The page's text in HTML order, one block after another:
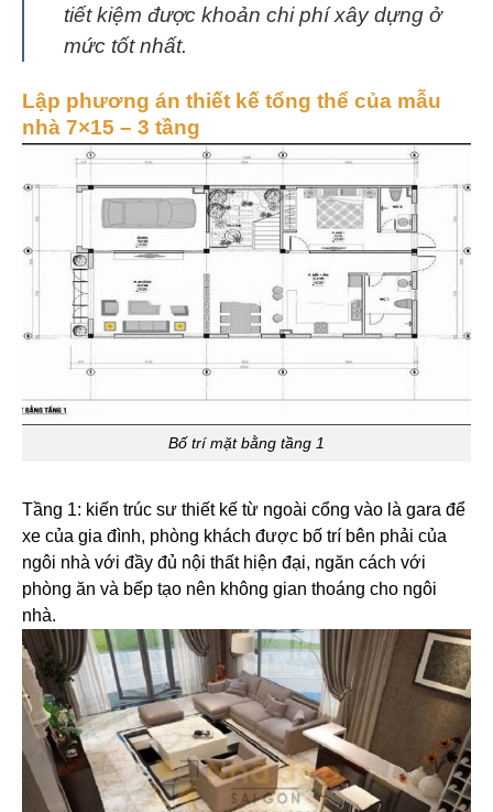
tiết kiệm được khoản chi phí xây dựng ở
mức tốt nhất.
Lập phương án thiết kế tổng thể của mẫu
nhà 7×15 – 3 tầng
Bố trí mặt bằng tầng 1
Tầng 1: kiến trúc sư thiết kế từ ngoài cổng vào là gara để
xe của gia đình, phòng khách được bố trí bên phải của
ngôi nhà với đầy đủ nội thất hiện đại, ngăn cách với
phòng ăn và bếp tạo nên không gian thoáng cho ngôi
nhà.